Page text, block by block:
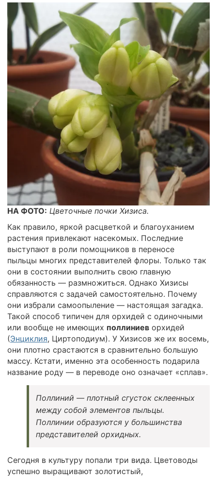
НА ФОТО: Цветочные почки Хизиса.
Как правило, яркой расцветкой и благоуханием
растения привлекают насекомых. Последние
выступают в роли помощников в переносе
пыльцы многих представителей флоры. Только так
они в состоянии выполнить свою главную
обязанность — размножиться. Однако Хизисы
справляются с задачей самостоятельно. Почему
они избрали самоопыление — настоящая загадка.
Такой способ типичен для орхидей с одиночными
или вообще не имеющих поллиниев орхидей
(Энциклия, Циртоподиум). У Хизисов же их восемь,
они плотно срастаются в сравнительно большую
массу. Кстати, именно эта особенность подарила
название роду — в переводе оно означает «сплав».
Поллиний — плотный сгусток склеенных
между собой элементов пыльцы.
Поллинии образуются у большинства
представителей орхидных.
Сегодня в культуру попали три вида. Цветоводы
успешно выращивают золотистый,